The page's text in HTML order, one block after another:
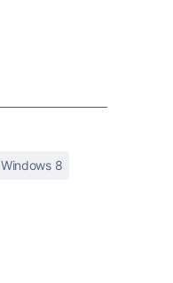
Windows 8